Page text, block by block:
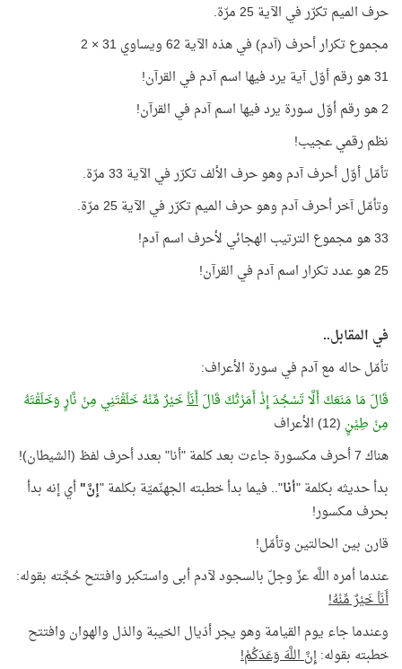
حرف الميم تكرّر في الآية 25 مرّة.
مجموع تكرار أحرف (آدم) في هذه الآية 62 ويساوي 31 × 2
31 هو رقم أوّل آية يرد فيها اسم آدم في القرآن!
2 هو رقم أوّل سورة يرد فيها اسم آدم في القرآن!
نظم رقمي عجيب!
تأمّل أوّل أحرف آدم وهو حرف الألف تكرّر في الآية 33 مرّة.
وتأمّل آخر أحرف آدم وهو حرف الميم تكرّر في الآية 25 مرّة.
33 هو مجموع الترتيب الهجائي لأحرف اسم آدم!
25 هو عدد تكرار اسم آدم في القرآن!
في المقابل..
تأمّل حاله مع آدم في سورة الأعراف:
قَالَ مَا مَنَعَكَ أَلَّا تَسْجُدَ إِذْ أَمَرْتُكَ قَالَأَنَاْخَيْرٌ مِّنْهُ خَلَقْتَنِي مِنْ نَّارٍ وَخَلَقْتَهُ
مِنْ طِيْنٍ (12) الأعراف
هناك 7 أحرف مكسورة جاءت بعد كلمة "أنا" بعدد أحرف لفظ (الشيطان)!
بدأ حديثه بكلمة "أنا".. فيما بدأ خطبته الجهنّميّة بكلمة "إِنَّ"أي إنه بدأ
بحرف مكسور!
قارن بين الحالتين وتأمّل!
عندما أمره اللَّه عزّ وجلّ بالسجود لآدم أبى واستكبر وافتتح حُجَّته بقوله:
أَنَاْ خَيْرٌ مِّنْهُ!
وعندما جاء يوم القيامة وهو يجر أذيال الخيبة والذل والهوان وافتتح
خطبته بقوله:إِنَّ اللَّهَ وَعَدَكُمْ!